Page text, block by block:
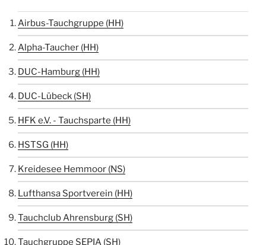
Airbus-Tauchgruppe (HH)
Alpha-Taucher (HH)
DUC-Hamburg (HH)
DUC-Lübeck (SH)
HFK e.V. - Tauchsparte (HH)
HSTSG (HH)
Kreidesee Hemmoor (NS)
Lufthansa Sportverein (HH)
Tauchclub Ahrensburg (SH)
Tauchgruppe SEPIA (SH)